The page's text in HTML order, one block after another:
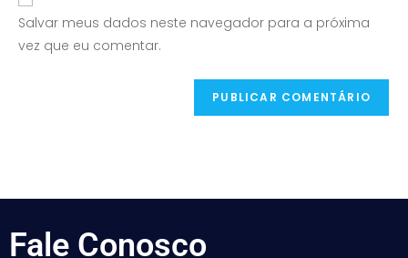
Salvar meus dados neste navegador para a próxima
vez que eu comentar.
Fale Conosco